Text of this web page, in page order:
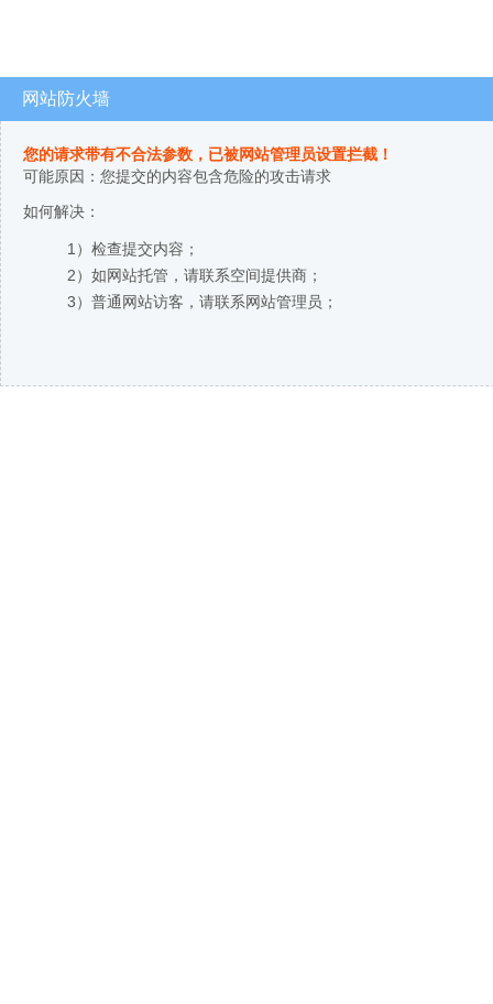
网站防火墙
您的请求带有不合法参数，已被网站管理员设置拦截！
可能原因：您提交的内容包含危险的攻击请求
如何解决：
1）检查提交内容；
2）如网站托管，请联系空间提供商；
3）普通网站访客，请联系网站管理员；